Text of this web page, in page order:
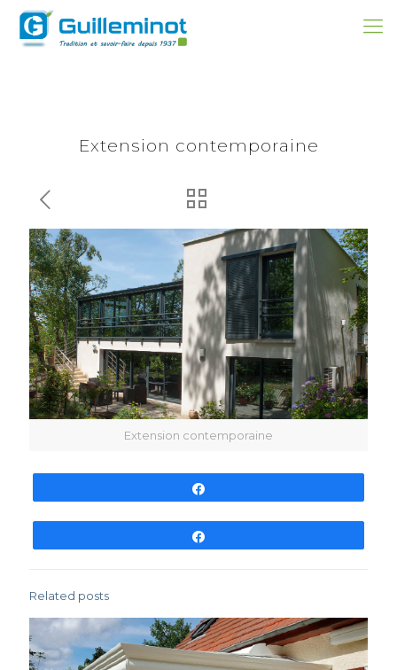
Extension contemporaine
Extension contemporaine
Related posts